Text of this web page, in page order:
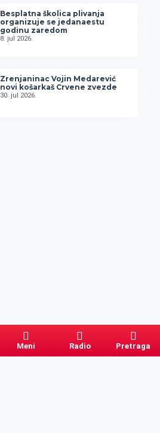
Besplatna školica plivanja
organizuje se jedanaestu
godinu zaredom
8. jul 2026.
Zrenjaninac Vojin Medarević
novi košarkaš Crvene zvezde
30. jul 2026.
Meni Radio Pretraga